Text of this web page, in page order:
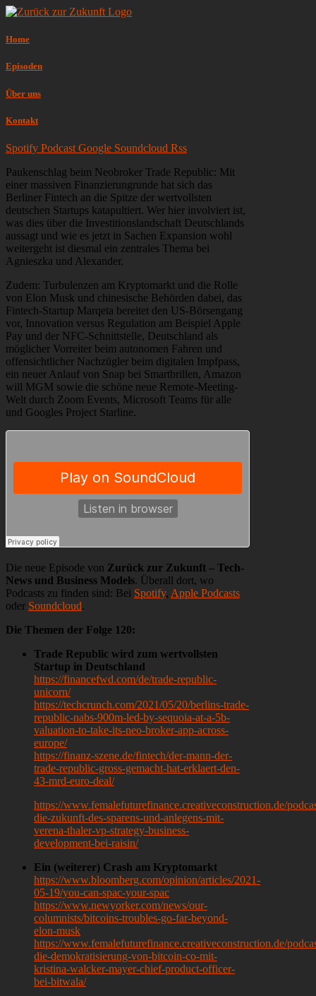
Home
Episoden
Über uns
Kontakt
Spotify Podcast Google Soundcloud Rss
Paukenschlag beim Neobroker Trade Republic: Mit
einer massiven Finanzierungrunde hat sich das
Berliner Fintech an die Spitze der wertvollsten
deutschen Startups katapultiert. Wer hier involviert ist,
was dies über die Investitionslandschaft Deutschlands
aussagt und wie es jetzt in Sachen Expansion wohl
weitergeht ist diesmal ein zentrales Thema bei
Agnieszka und Alexander.
Zudem: Turbulenzen am Kryptomarkt und die Rolle
von Elon Musk und chinesische Behörden dabei, das
Fintech-Startup Marqeta bereitet den US-Börsengang
vor, Innovation versus Regulation am Beispiel Apple
Pay und der NFC-Schnittstelle, Deutschland als
möglicher Vorreiter beim autonomen Fahren und
offensichtlicher Nachzügler beim digitalen Impfpass,
ein neuer Anlauf von Snap bei Smartbrillen, Amazon
will MGM sowie die schöne neue Remote-Meeting-
Welt durch Zoom Events, Microsoft Teams für alle
und Googles Project Starline.
Die neue Episode von Zurück zur Zukunft – Tech-
News und Business Models. Überall dort, wo
Podcasts zu finden sind: Bei Spotify, Apple Podcasts
oder Soundcloud.
Die Themen der Folge 120:
Trade Republic wird zum wertvollsten
Startup in Deutschland
https://financefwd.com/de/trade-republic-
unicorn/
https://techcrunch.com/2021/05/20/berlins-trade-
republic-nabs-900m-led-by-sequoia-at-a-5b-
valuation-to-take-its-neo-broker-app-across-
europe/
https://finanz-szene.de/fintech/der-mann-der-
trade-republic-gross-gemacht-hat-erklaert-den-
43-mrd-euro-deal/
https://www.femalefuturefinance.creativeconstruction.de/
die-zukunft-des-sparens-und-anlegens-mit-
verena-thaler-vp-strategy-business-
development-bei-raisin/
Ein (weiterer) Crash am Kryptomarkt
https://www.bloomberg.com/opinion/articles/2021-
05-19/you-can-spac-your-spac
https://www.newyorker.com/news/our-
columnists/bitcoins-troubles-go-far-beyond-
elon-musk
https://www.femalefuturefinance.creativeconstruction.de/
die-demokratisierung-von-bitcoin-co-mit-
kristina-walcker-mayer-chief-product-officer-
bei-bitwala/